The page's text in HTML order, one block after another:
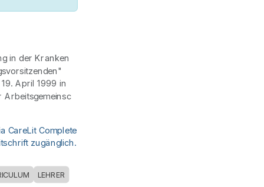
in der Kranken
April 1999 in
CareLit Complete
zugänglich.
LEHRER